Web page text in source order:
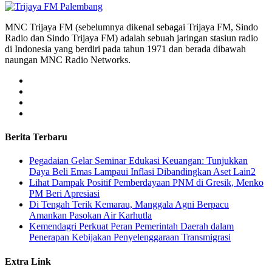
MNC Trijaya FM (sebelumnya dikenal sebagai Trijaya FM, Sindo
Radio dan Sindo Trijaya FM) adalah sebuah jaringan stasiun radio
di Indonesia yang berdiri pada tahun 1971 dan berada dibawah
naungan MNC Radio Networks.
Berita Terbaru
Pegadaian Gelar Seminar Edukasi Keuangan: Tunjukkan
Daya Beli Emas Lampaui Inflasi Dibandingkan Aset Lain2
Lihat Dampak Positif Pemberdayaan PNM di Gresik, Menko
PM Beri Apresiasi
​Di Tengah Terik Kemarau, Manggala Agni Berpacu
Amankan Pasokan Air Karhutla
Kemendagri Perkuat Peran Pemerintah Daerah dalam
Penerapan Kebijakan Penyelenggaraan Transmigrasi
Extra Link